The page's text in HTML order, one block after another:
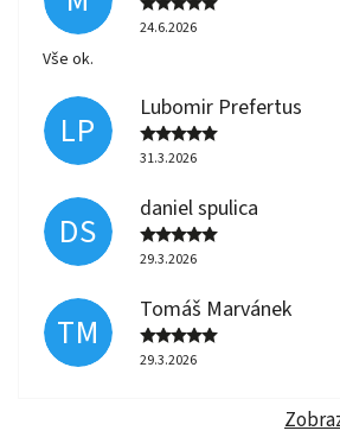
24.6.2026
Vše ok.
LP
Lubomir Prefertus
31.3.2026
DS
daniel spulica
29.3.2026
TM
Tomáš Marvánek
29.3.2026